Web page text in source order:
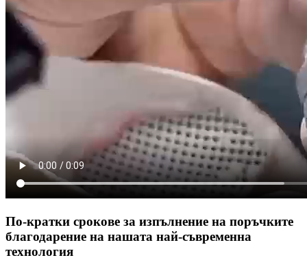
По-кратки срокове за изпълнение на поръчките
благодарение на нашата най-съвременна
технология